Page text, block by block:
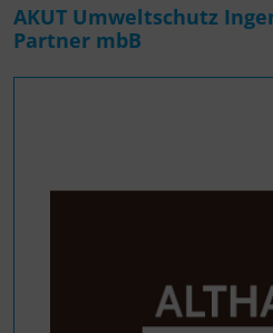
AKUT Umweltschutz
Partner mbB